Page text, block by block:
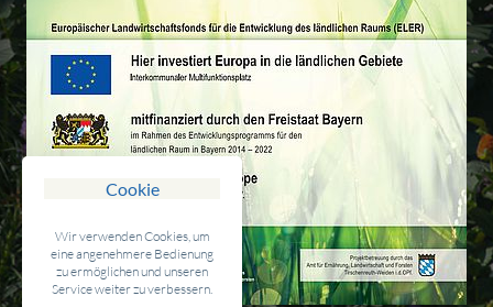
Cookie
Wir verwenden Cookies, um
eine angenehmere Bedienung
zu ermöglichen und unseren
Service weiter zu verbessern.